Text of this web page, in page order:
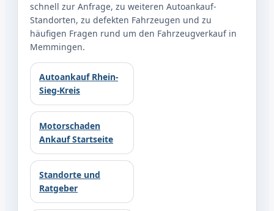
schnell zur Anfrage, zu weiteren Autoankauf-
Standorten, zu defekten Fahrzeugen und zu
häufigen Fragen rund um den Fahrzeugverkauf in
Memmingen.
Autoankauf Rhein-
Sieg-Kreis
Motorschaden
Ankauf Startseite
Standorte und
Ratgeber